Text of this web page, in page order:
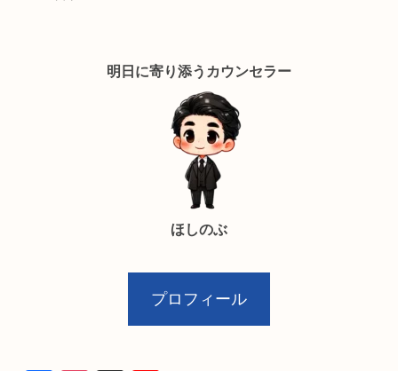
明日に寄り添うカウンセラー
ほしのぶ
プロフィール